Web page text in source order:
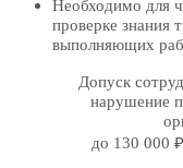
Необходимо для
проверке знания
выполняющих
Допуск
нарушение
до 130 000